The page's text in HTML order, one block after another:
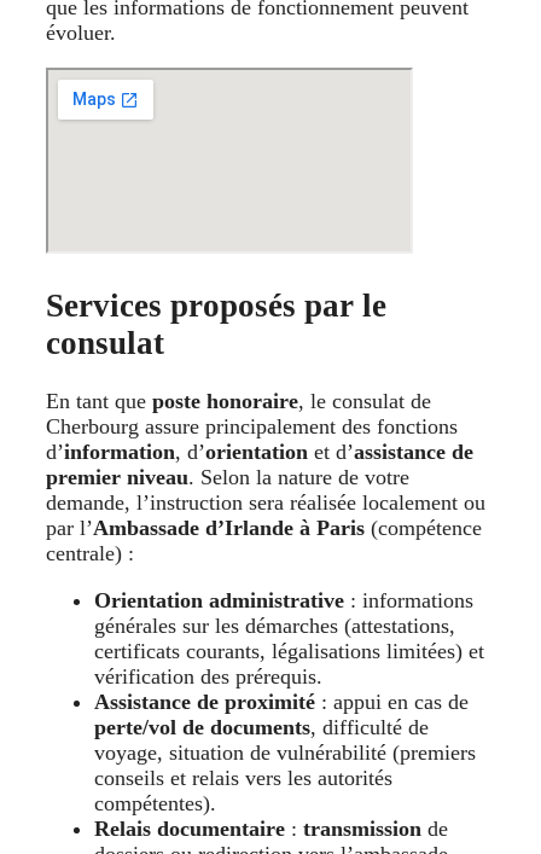
que les informations de fonctionnement peuvent
évoluer.
Services proposés par le
consulat
En tant que poste honoraire, le consulat de
Cherbourg assure principalement des fonctions
d’information, d’orientation et d’assistance de
premier niveau. Selon la nature de votre
demande, l’instruction sera réalisée localement ou
par l’Ambassade d’Irlande à Paris (compétence
centrale) :
Orientation administrative : informations
générales sur les démarches (attestations,
certificats courants, légalisations limitées) et
vérification des prérequis.
Assistance de proximité : appui en cas de
perte/vol de documents, difficulté de
voyage, situation de vulnérabilité (premiers
conseils et relais vers les autorités
compétentes).
Relais documentaire : transmission de